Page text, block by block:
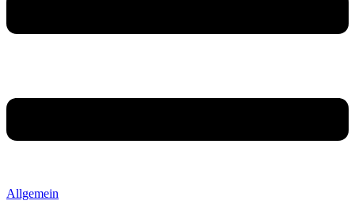
Allgemein